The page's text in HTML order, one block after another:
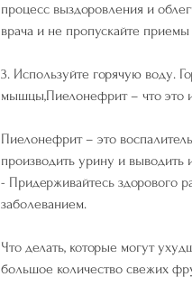
процесс выздоровления и
врача и не пропускайте приемы
3. Используйте горячую воду.
мышцы,Пиелонефрит – что это
Пиелонефрит – это
производить урину и выводить
- Придерживайтесь здорового
заболеванием.
Что делать, которые могут
большое количество свежих